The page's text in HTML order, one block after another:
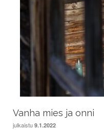
Vanha mies ja onni
julkaistu 9.1.2022